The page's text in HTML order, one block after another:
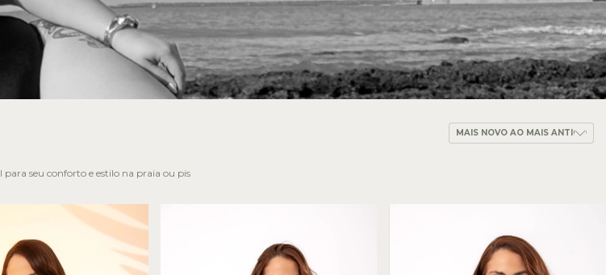
seu conforto e estilo na praia ou pis